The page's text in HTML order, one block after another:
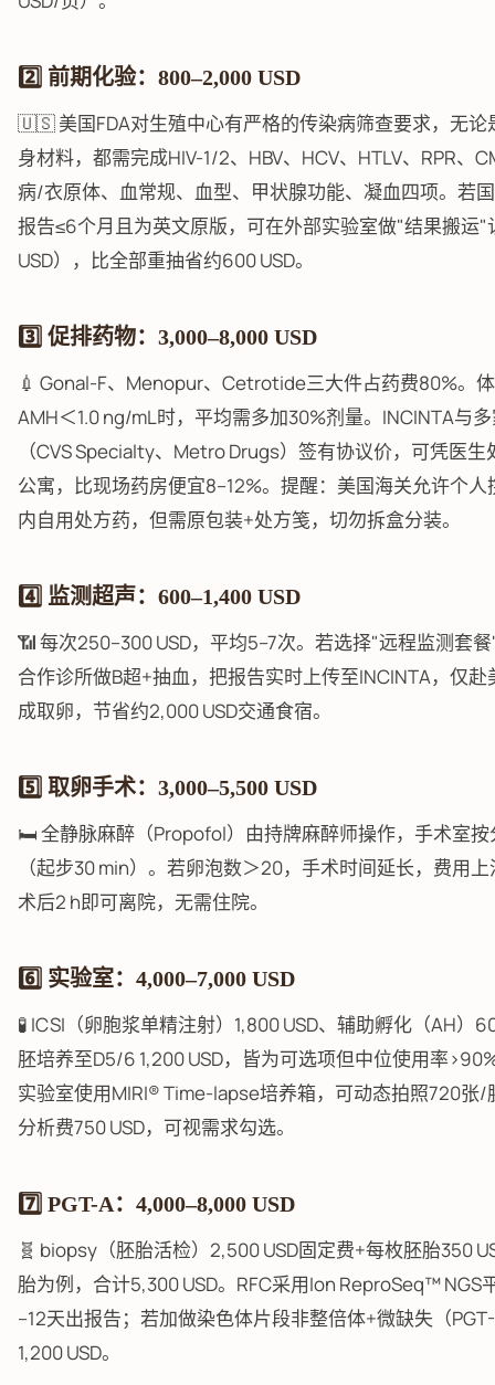
2️⃣ 前期化验：800–2,000 USD
🇺🇸 美国FDA对生殖中心有严格的传染病筛查要求，无论
身材料，都需完成HIV-1/2、HBV、HCV、HTLV、RPR、
病/衣原体、血常规、血型、甲状腺功能、凝血四项。若
报告≤6个月且为英文原版，可在外部实验室做"结果搬运"
USD），比全部重抽省约600 USD。
3️⃣ 促排药物：3,000–8,000 USD
💉 Gonal-F、Menopur、Cetrotide三大件占药费80%。
AMH＜1.0 ng/mL时，平均需多加30%剂量。INCINTA与
（CVS Specialty、Metro Drugs）签有协议价，可凭医
公寓，比现场药房便宜8–12%。提醒：美国海关允许个
内自用处方药，但需原包装+处方笺，切勿拆盒分装。
4️⃣ 监测超声：600–1,400 USD
📶 每次250–300 USD，平均5–7次。若选择"远程监测套
合作诊所做B超+抽血，把报告实时上传至INCINTA，仅赴
成取卵，节省约2,000 USD交通食宿。
5️⃣ 取卵手术：3,000–5,500 USD
🛏️ 全静脉麻醉（Propofol）由持牌麻醉师操作，手术室按
（起步30 min）。若卵泡数＞20，手术时间延长，费用上
术后2 h即可离院，无需住院。
6️⃣ 实验室：4,000–7,000 USD
🧪 ICSI（卵胞浆单精注射）1,800 USD、辅助孵化（AH）
胚培养至D5/6 1,200 USD，皆为可选项但中位使用率
实验室使用MIRI® Time-lapse培养箱，可动态拍照720张/
分析费750 USD，可视需求勾选。
7️⃣ PGT-A：4,000–8,000 USD
🧬 biopsy（胚胎活检）2,500 USD固定费+每枚胚胎350
胎为例，合计5,300 USD。RFC采用Ion ReproSeq™ NGS
–12天出报告；若加做染色体片段非整倍体+微缺失（
1,200 USD。